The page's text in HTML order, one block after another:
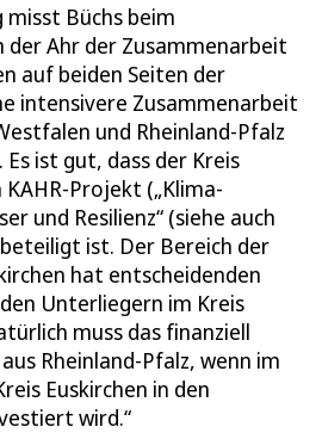
Büchs beim
der Ahr der Zusammenarbeit
auf beiden Seiten der
intensivere Zusammenarbeit
und Rheinland-Pfalz
ist gut, dass der Kreis
Projekt („Klima-
und Resilienz“ (siehe auch
beteiligt ist. Der Bereich der
hat entscheidenden
Unterliegern im Kreis
muss das finanziell
Rheinland-Pfalz, wenn im
Euskirchen in den
wird.“